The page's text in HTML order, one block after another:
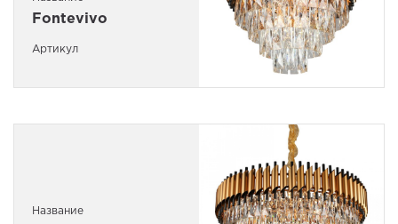
Fontevivo
Артикул
Название